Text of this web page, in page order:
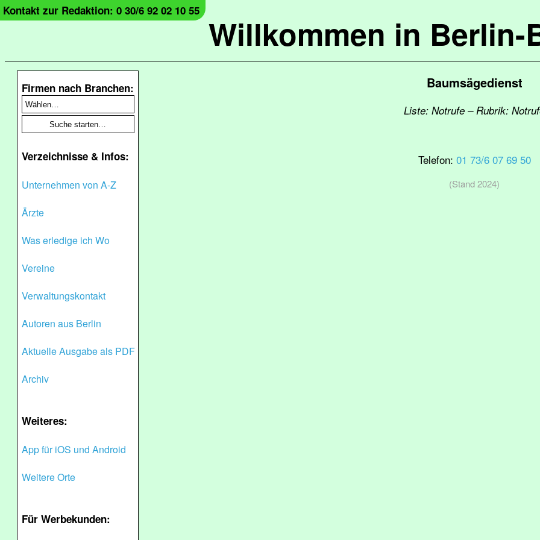
Willkommen in Berlin-
Kontakt zur Redaktion: 0 30/6 92 02 10 55
Firmen nach Branchen:
Verzeichnisse & Infos:
Unternehmen von A-Z
Ärzte
Was erledige ich Wo
Vereine
Verwaltungskontakt
Autoren aus Berlin
Aktuelle Ausgabe als PDF
Archiv
Weiteres:
App für iOS und Android
Weitere Orte
Für Werbekunden:
Baumsägedienst
Liste: Notrufe – Rubrik:
Telefon: 01 73/6 07 69 50
(Stand 2024)